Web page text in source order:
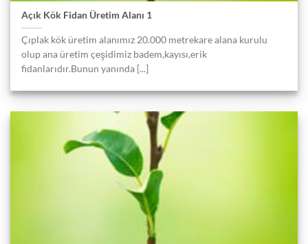
Açık Kök Fidan Üretim Alanı 1
Çıplak kök üretim alanımız 20.000 metrekare alana kurulu
olup ana üretim çeşidimiz badem,kayısı,erik
fidanlarıdır.Bunun yanında [...]